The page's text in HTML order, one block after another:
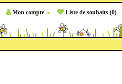
Mon compte Liste de souhaits (0)